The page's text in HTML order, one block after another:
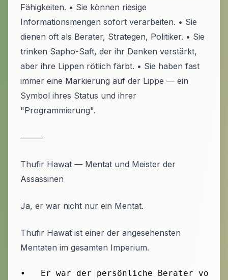
Fähigkeiten. • Sie können riesige
Informationsmengen sofort verarbeiten. • Sie
dienen oft als Berater, Strategen, Politiker. • Sie
trinken Sapho-Saft, der ihr Denken verstärkt,
aber ihre Lippen rötlich färbt. • Sie haben fast
immer eine Markierung auf der Lippe — ein
Symbol ihres Status und ihrer
"Programmierung".
⸻
Thufir Hawat — Mentat und Meister der
Assassinen
Ja, er war nicht nur ein Mentat.
Thufir Hawat ist einer der angesehensten
Mentaten im gesamten Imperium.
•	Er war der persönliche Berater von Herzog Leto Atreides.